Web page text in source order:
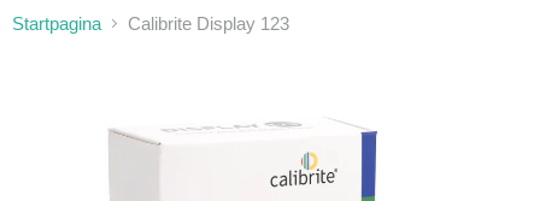
Startpagina Calibrite Display 123